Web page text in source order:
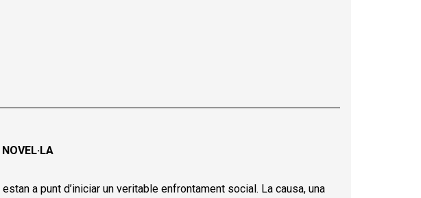
a punt d’iniciar un veritable enfrontament social. La causa, una